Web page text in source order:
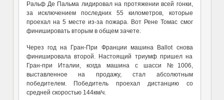
Ральф Де Пальма лидировал на протяжении всей гонки,
за исключением последних 55 километров, которые
проехал на 5 месте из-за пожара. Вот Рене Томас смог
финишировать вторым в общем зачете.
Через год на Гран-При Франции машина Ballot снова
финишировала второй. Настоящий триумф пришел на
Гран-при Италии, когда машина с шасси
№1006,
выставленное на продажу, стал абсолютным
победителем. Победитель проехал дистанцию со
средней скоростью144км/ч.